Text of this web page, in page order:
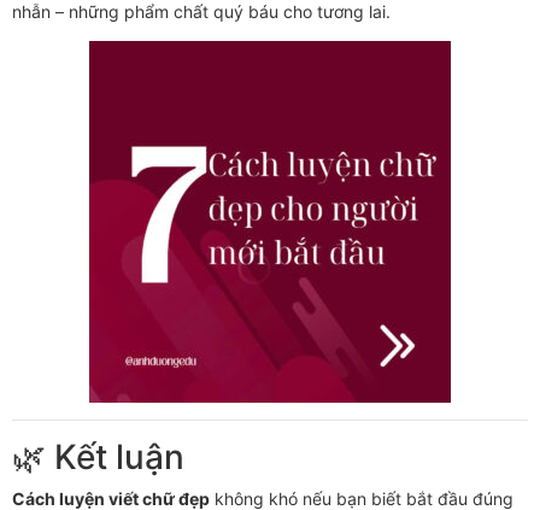
nhẫn – những phẩm chất quý báu cho tương lai.
🌿 Kết luận
Cách luyện viết chữ đẹp không khó nếu bạn biết bắt đầu đúng